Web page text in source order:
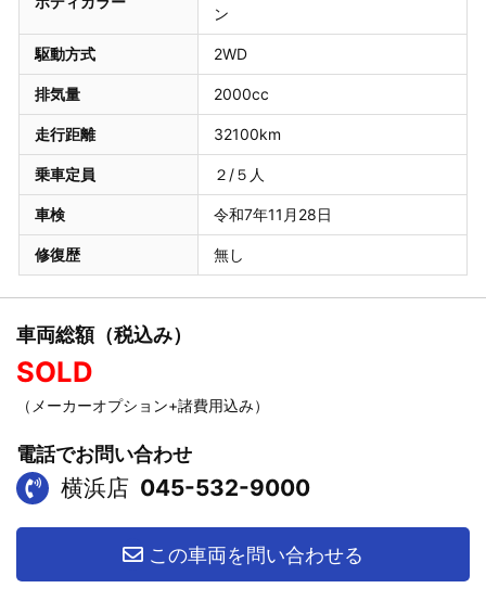
ン
駆動方式 2WD
排気量 2000cc
走行距離 32100km
乗車定員 ２/５人
車検 令和7年11月28日
修復歴 無し
車両総額（税込み）
SOLD
（メーカーオプション+諸費用込み）
電話でお問い合わせ
横浜店 045-532-9000
この車両を問い合わせる